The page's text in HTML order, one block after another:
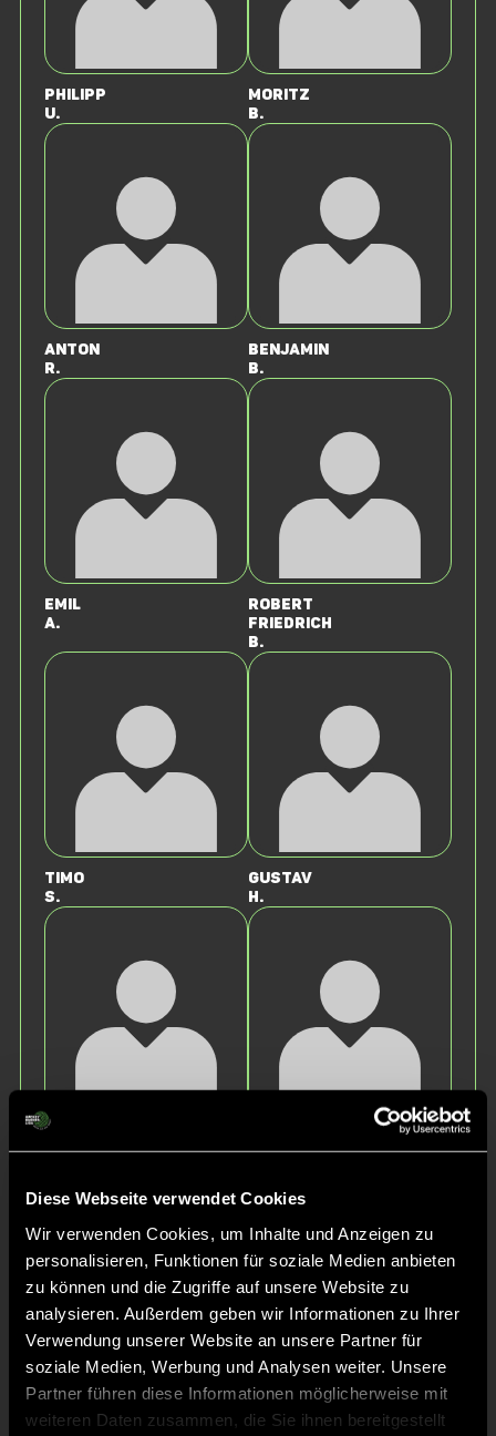
Diese Webseite verwendet Cookies
Wir verwenden Cookies, um Inhalte und Anzeigen zu
personalisieren, Funktionen für soziale Medien anbieten
zu können und die Zugriffe auf unsere Website zu
analysieren. Außerdem geben wir Informationen zu Ihrer
Verwendung unserer Website an unsere Partner für
soziale Medien, Werbung und Analysen weiter. Unsere
Partner führen diese Informationen möglicherweise mit
weiteren Daten zusammen, die Sie ihnen bereitgestellt
Philipp
U.
Moritz
B.
Anton
R.
Benjamin
B.
Emil
A.
Robert
Friedrich
B.
Timo
S.
Gustav
H.
Mats
L.
M.
Constantin
Moritz